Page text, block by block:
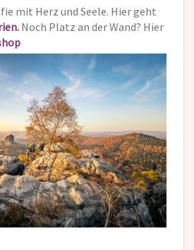
mit Herz und Seele. Hier geht
Noch Platz an der Wand? Hier